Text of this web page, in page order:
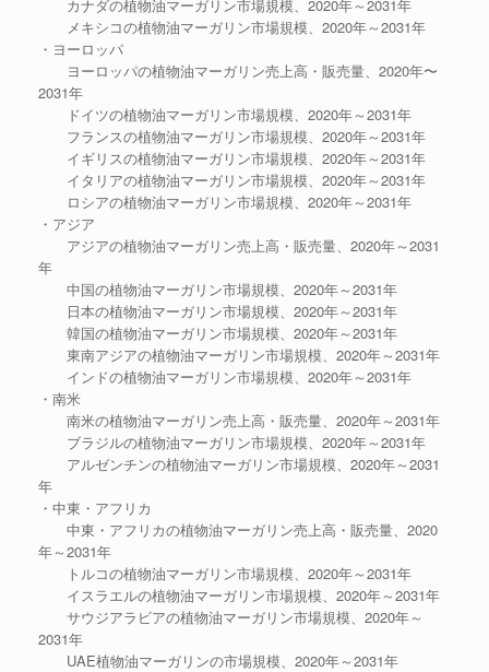
カナダの植物油マーガリン市場規模、2020年～2031年
メキシコの植物油マーガリン市場規模、2020年～2031年
・ヨーロッパ
ヨーロッパの植物油マーガリン売上高・販売量、2020年〜
2031年
ドイツの植物油マーガリン市場規模、2020年～2031年
フランスの植物油マーガリン市場規模、2020年～2031年
イギリスの植物油マーガリン市場規模、2020年～2031年
イタリアの植物油マーガリン市場規模、2020年～2031年
ロシアの植物油マーガリン市場規模、2020年～2031年
・アジア
アジアの植物油マーガリン売上高・販売量、2020年～2031
年
中国の植物油マーガリン市場規模、2020年～2031年
日本の植物油マーガリン市場規模、2020年～2031年
韓国の植物油マーガリン市場規模、2020年～2031年
東南アジアの植物油マーガリン市場規模、2020年～2031年
インドの植物油マーガリン市場規模、2020年～2031年
・南米
南米の植物油マーガリン売上高・販売量、2020年～2031年
ブラジルの植物油マーガリン市場規模、2020年～2031年
アルゼンチンの植物油マーガリン市場規模、2020年～2031
年
・中東・アフリカ
中東・アフリカの植物油マーガリン売上高・販売量、2020
年～2031年
トルコの植物油マーガリン市場規模、2020年～2031年
イスラエルの植物油マーガリン市場規模、2020年～2031年
サウジアラビアの植物油マーガリン市場規模、2020年～
2031年
UAE植物油マーガリンの市場規模、2020年～2031年